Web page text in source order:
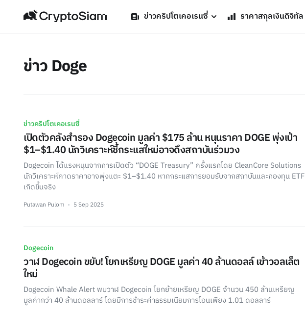
ข่าวคริปโตเคอเรนซี่ ราคาสกุลเงินดิจิทัล
ข่าว Doge
ข่าวคริปโตเคอเรนซี่
เปิดตัวคลังสำรอง Dogecoin มูลค่า $175 ล้าน หนุนราคา DOGE พุ่งเป้า
$1–$1.40 นักวิเคราะห์ชี้กระแสใหม่อาจดึงสถาบันร่วมวง
Dogecoin ได้แรงหนุนจากการเปิดตัว “DOGE Treasury” ครั้งแรกโดย CleanCore Solutions
นักวิเคราะห์คาดราคาอาจพุ่งแตะ $1–$1.40 หากกระแสการยอมรับจากสถาบันและกองทุน ETF
เกิดขึ้นจริง
Putawan Pulom 5 Sep 2025
Dogecoin
วาฬ Dogecoin ขยับ! โยกเหรียญ DOGE มูลค่า 40 ล้านดอลล์ เข้าวอลเล็ต
ใหม่
Dogecoin Whale Alert พบวาฬ Dogecoin โยกย้ายเหรียญ DOGE จำนวน 450 ล้านเหรียญ
มูลค่ากว่า 40 ล้านดอลลาร์ โดยมีการชำระค่าธรรมเนียมการโอนเพียง 1.01 ดอลลาร์